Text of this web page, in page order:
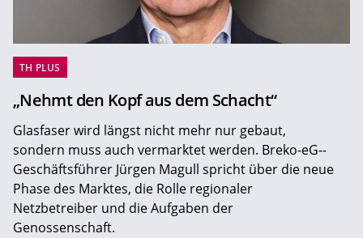
TH PLUS
„Nehmt den Kopf aus dem Schacht“
Glasfaser wird längst nicht mehr nur gebaut,
sondern muss auch vermarktet werden. Breko-eG-­
Geschäftsführer Jürgen Magull spricht über die neue
Phase des Marktes, die Rolle regionaler
Netzbetreiber und die Aufgaben der
Genossenschaft.